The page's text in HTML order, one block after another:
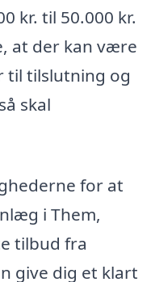
kr. til 50.000 kr.
at der kan være
til tilslutning og
skal
for at
i Them,
tilbud fra
give dig et klart